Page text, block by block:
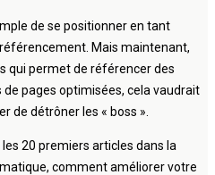
de se positionner en tant
Mais maintenant,
qui permet de référencer des
pages optimisées, cela vaudrait
de détrôner les « boss ».
20 premiers articles dans la
comment améliorer votre